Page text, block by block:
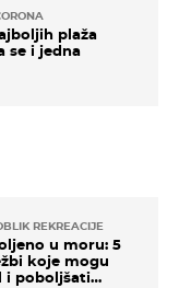
REKREACIJE
u moru: 5
koje mogu
i poboljšati
plaža
se i jedna